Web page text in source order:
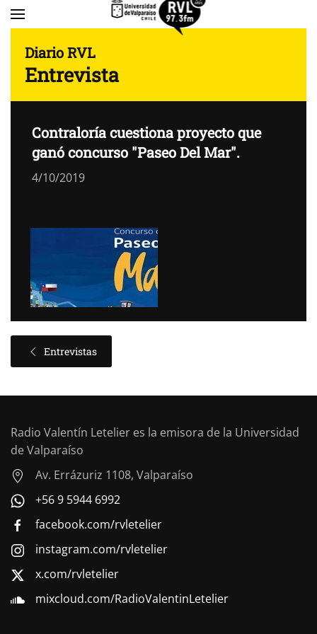
Diario RVL
Entrevista
Contraloría cuestiona proyecto que
ganó concurso "Paseo Del Mar".
4/10/2019
Entrevistas
Radio Valentín Letelier es la emisora de la Universidad
de Valparaíso
Av. Errázuriz 1108, Valparaíso
+56 9 5944 6992
facebook.com/rvletelier
instagram.com/rvletelier
x.com/rvletelier
mixcloud.com/RadioValentinLetelier